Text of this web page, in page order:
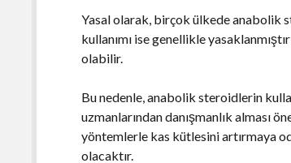
Yasal olarak, birçok ülkede anabolik
kullanımı ise genellikle
olabilir.
Bu nedenle, anabolik steroidlerin
uzmanlarından danışmanlık alması
yöntemlerle kas kütlesini artırmaya
olacaktır.